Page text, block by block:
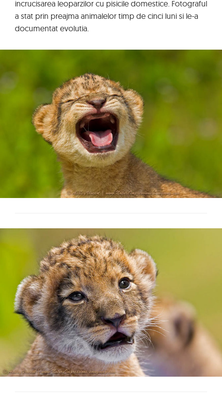
incrucisarea leoparzilor cu pisicile domestice. Fotograful
a stat prin preajma animalelor timp de cinci luni si le-a
documentat evolutia.